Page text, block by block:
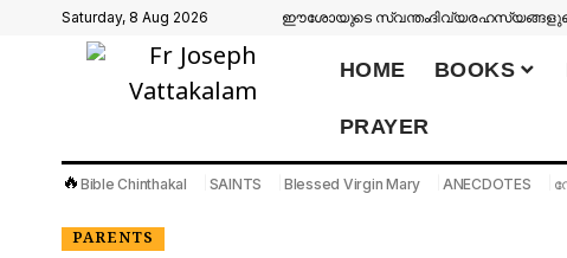
Saturday, 8 Aug 2026 ഈശോയുടെ സ്വന്തം
HOME BOOKS
PRAYER
🔥 Bible Chinthakal SAINTS Blessed Virgin Mary ANECDOTES
PARENTS